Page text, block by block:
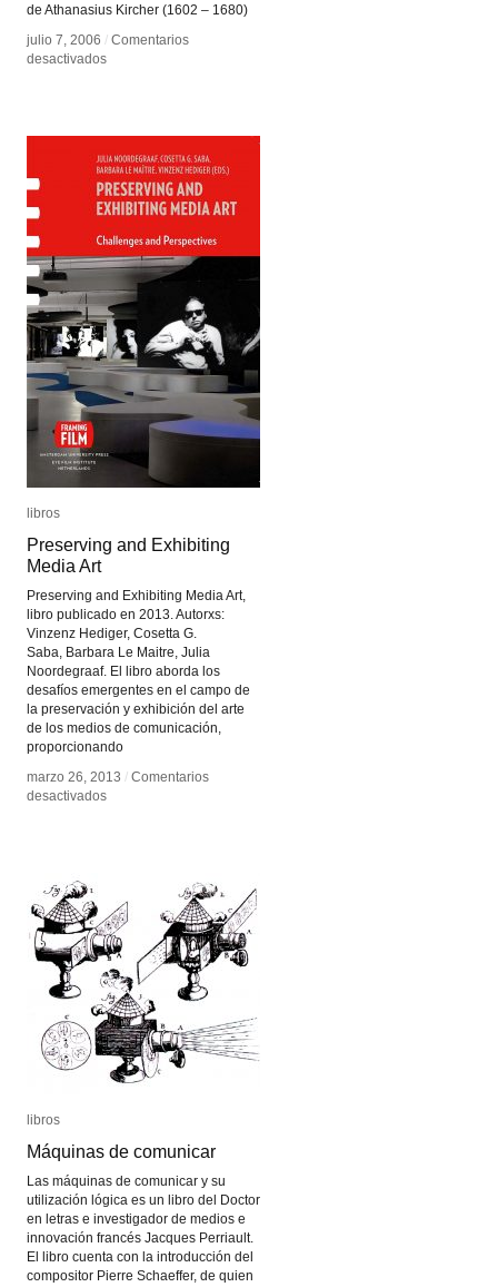
de Athanasius Kircher (1602 – 1680)
julio 7, 2006 / Comentarios
desactivadosen
y
visión
julio 7, 2006 / Comentarios
desactivadosen
y
visión
libros
Preserving and Exhibiting
Media Art
Preserving and Exhibiting Media Art,
libro publicado en 2013. Autorxs:
Vinzenz Hediger, Cosetta G.
Saba, Barbara Le Maitre, Julia
Noordegraaf. El libro aborda los
desafíos emergentes en el campo de
la preservación y exhibición del arte
de los medios de comunicación,
proporcionando
marzo 26, 2013 / Comentarios
desactivadosen
libros
Preserving and Exhibiting
Media Art
marzo 26, 2013 / Comentarios
desactivadosen
libros
Máquinas de comunicar
Las máquinas de comunicar y su
utilización lógica es un libro del Doctor
en letras e investigador de medios e
innovación francés Jacques Perriault.
El libro cuenta con la introducción del
compositor Pierre Schaeffer, de quien
libros
Máquinas de comunicar